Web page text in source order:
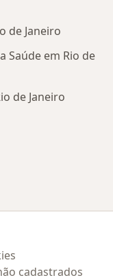
de Janeiro
Saúde em Rio de
de Janeiro
cadastrados